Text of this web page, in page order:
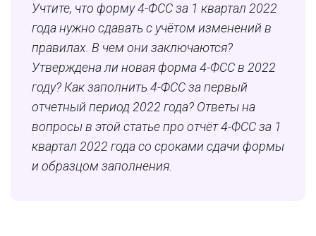
Учтите, что форму 4-ФСС за 1 квартал 2022
года нужно сдавать с учётом изменений в
правилах. В чем они заключаются?
Утверждена ли новая форма 4-ФСС в 2022
году? Как заполнить 4-ФСС за первый
отчетный период 2022 года? Ответы на
вопросы в этой статье про отчёт 4-ФСС за 1
квартал 2022 года со сроками сдачи формы
и образцом заполнения.